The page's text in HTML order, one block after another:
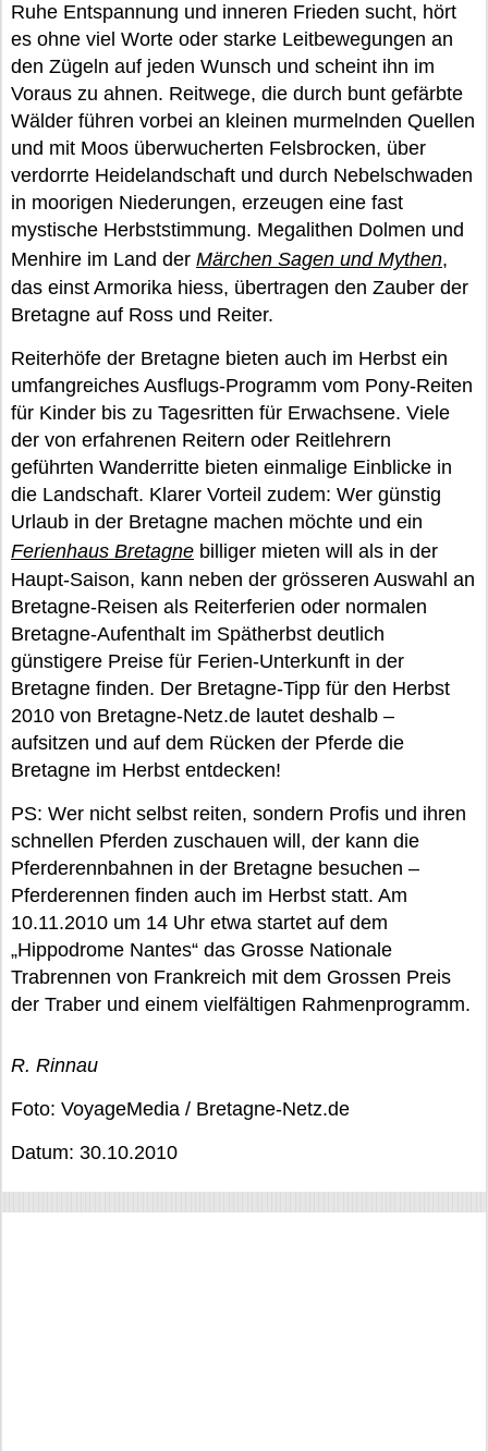
Ruhe Entspannung und inneren Frieden sucht, hört
es ohne viel Worte oder starke Leitbewegungen an
den Zügeln auf jeden Wunsch und scheint ihn im
Voraus zu ahnen. Reitwege, die durch bunt gefärbte
Wälder führen vorbei an kleinen murmelnden Quellen
und mit Moos überwucherten Felsbrocken, über
verdorrte Heidelandschaft und durch Nebelschwaden
in moorigen Niederungen, erzeugen eine fast
mystische Herbststimmung. Megalithen Dolmen und
Menhire im Land der Märchen Sagen und Mythen,
das einst Armorika hiess, übertragen den Zauber der
Bretagne auf Ross und Reiter.
Reiterhöfe der Bretagne bieten auch im Herbst ein
umfangreiches Ausflugs-Programm vom Pony-Reiten
für Kinder bis zu Tagesritten für Erwachsene. Viele
der von erfahrenen Reitern oder Reitlehrern
geführten Wanderritte bieten einmalige Einblicke in
die Landschaft. Klarer Vorteil zudem: Wer günstig
Urlaub in der Bretagne machen möchte und ein
Ferienhaus Bretagne billiger mieten will als in der
Haupt-Saison, kann neben der grösseren Auswahl an
Bretagne-Reisen als Reiterferien oder normalen
Bretagne-Aufenthalt im Spätherbst deutlich
günstigere Preise für Ferien-Unterkunft in der
Bretagne finden. Der Bretagne-Tipp für den Herbst
2010 von Bretagne-Netz.de lautet deshalb –
aufsitzen und auf dem Rücken der Pferde die
Bretagne im Herbst entdecken!
PS: Wer nicht selbst reiten, sondern Profis und ihren
schnellen Pferden zuschauen will, der kann die
Pferderennbahnen in der Bretagne besuchen –
Pferderennen finden auch im Herbst statt. Am
10.11.2010 um 14 Uhr etwa startet auf dem
„Hippodrome Nantes“ das Grosse Nationale
Trabrennen von Frankreich mit dem Grossen Preis
der Traber und einem vielfältigen Rahmenprogramm.
R. Rinnau
Foto: VoyageMedia / Bretagne-Netz.de
Datum: 30.10.2010